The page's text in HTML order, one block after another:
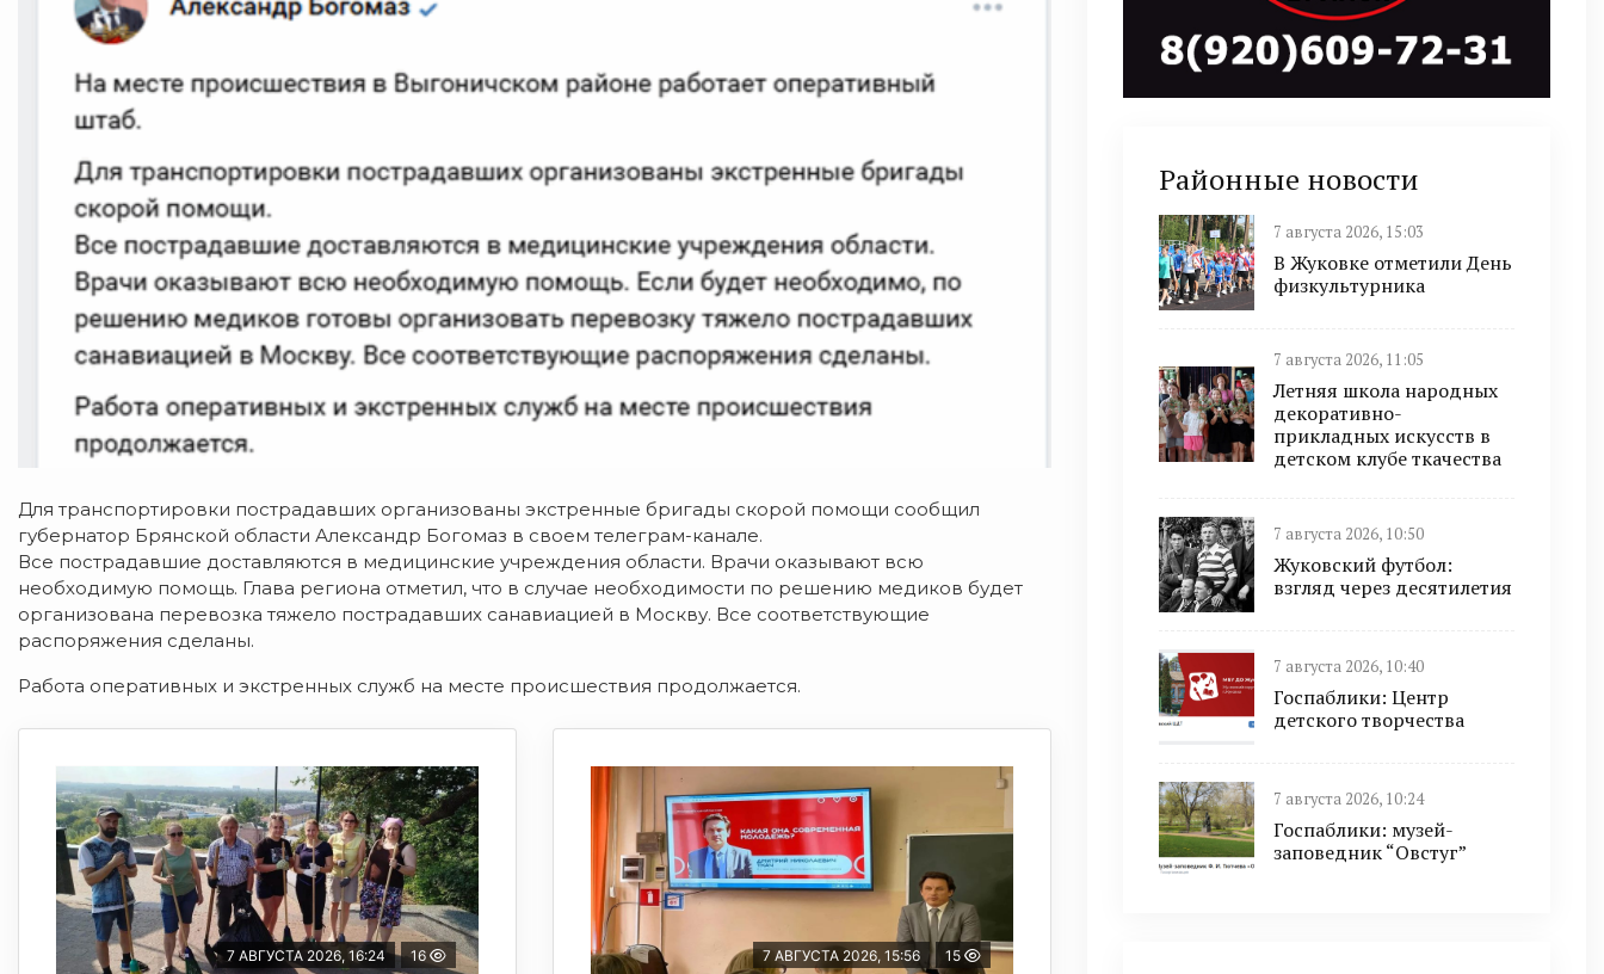
Для транспортировки пострадавших организованы экстренные бригады скорой помощи сообщил
губернатор Брянской области Александр Богомаз в своем телеграм-канале.
Все пострадавшие доставляются в медицинские учреждения области. Врачи оказывают всю
необходимую помощь. Глава региона отметил, что в случае необходимости по решению медиков будет
организована перевозка тяжело пострадавших санавиацией в Москву. Все соответствующие
распоряжения сделаны.
Работа оперативных и экстренных служб на месте происшествия продолжается.
7 АВГУСТА 2026, 16:24 16 7 АВГУСТА 2026, 15:56 15
Районные новости
7 августа 2026, 15:03
В Жуковке отметили День
физкультурника
7 августа 2026, 11:05
Летняя школа народных
декоративно-
прикладных искусств в
детском клубе ткачества
7 августа 2026, 10:50
Жуковский футбол:
взгляд через десятилетия
7 августа 2026, 10:40
Госпаблики: Центр
детского творчества
7 августа 2026, 10:24
Госпаблики: музей-
заповедник “Овстуг”